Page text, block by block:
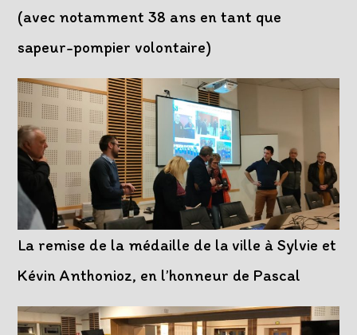
(avec notamment 38 ans en tant que
sapeur-pompier volontaire)
La remise de la médaille de la ville à Sylvie et
Kévin Anthonioz, en l’honneur de Pascal